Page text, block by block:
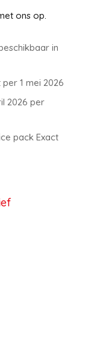
ons op.
in
1 mei 2026
2026 per
pack Exact